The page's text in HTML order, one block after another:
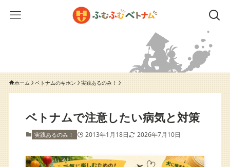
ホーム ベトナムのキホン 実践あるのみ！
ベトナムで注意したい病気と対策
実践あるのみ！ 2013年1月18日 2026年7月10日